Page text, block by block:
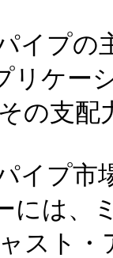
イプの
ケー
の支配
イプ市
は、
スト